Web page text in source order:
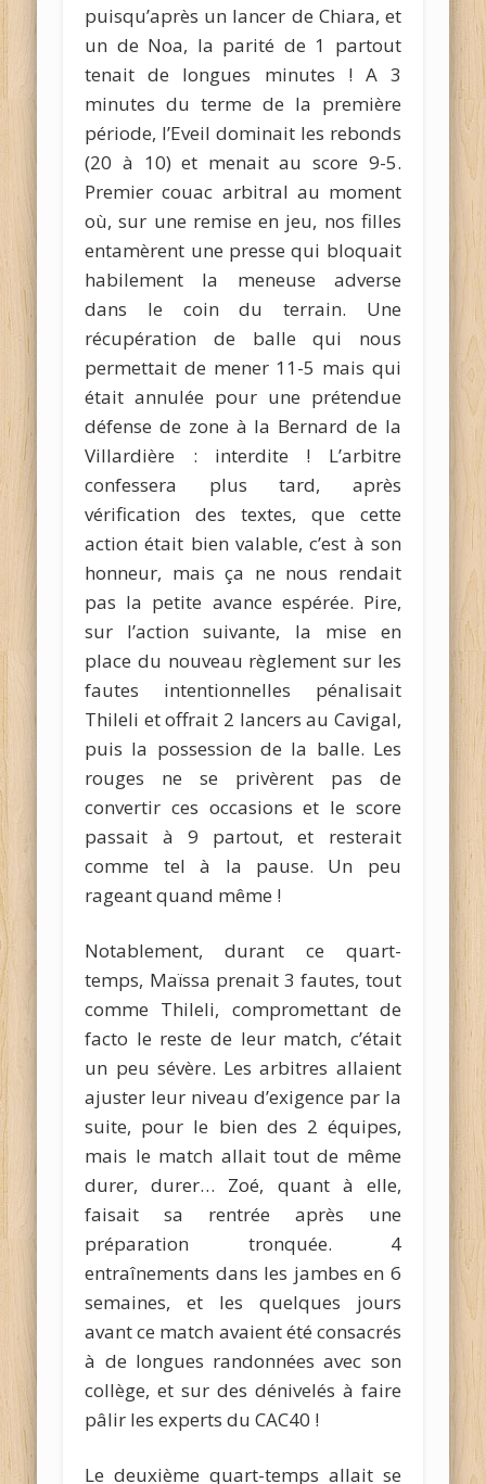
puisqu’après un lancer de Chiara, et
un de Noa, la parité de 1 partout
tenait de longues minutes ! A 3
minutes du terme de la première
période, l’Eveil dominait les rebonds
(20 à 10) et menait au score 9-5.
Premier couac arbitral au moment
où, sur une remise en jeu, nos filles
entamèrent une presse qui bloquait
habilement la meneuse adverse
dans le coin du terrain. Une
récupération de balle qui nous
permettait de mener 11-5 mais qui
était annulée pour une prétendue
défense de zone à la Bernard de la
Villardière : interdite ! L’arbitre
confessera plus tard, après
vérification des textes, que cette
action était bien valable, c’est à son
honneur, mais ça ne nous rendait
pas la petite avance espérée. Pire,
sur l’action suivante, la mise en
place du nouveau règlement sur les
fautes intentionnelles pénalisait
Thileli et offrait 2 lancers au Cavigal,
puis la possession de la balle. Les
rouges ne se privèrent pas de
convertir ces occasions et le score
passait à 9 partout, et resterait
comme tel à la pause. Un peu
rageant quand même !
Notablement, durant ce quart-
temps, Maïssa prenait 3 fautes, tout
comme Thileli, compromettant de
facto le reste de leur match, c’était
un peu sévère. Les arbitres allaient
ajuster leur niveau d’exigence par la
suite, pour le bien des 2 équipes,
mais le match allait tout de même
durer, durer… Zoé, quant à elle,
faisait sa rentrée après une
préparation tronquée. 4
entraînements dans les jambes en 6
semaines, et les quelques jours
avant ce match avaient été consacrés
à de longues randonnées avec son
collège, et sur des dénivelés à faire
pâlir les experts du CAC40 !
Le deuxième quart-temps allait se